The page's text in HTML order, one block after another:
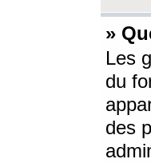
»
Les
du
des